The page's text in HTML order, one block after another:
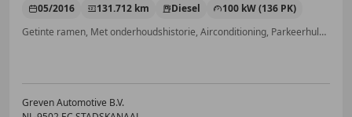
05/2016 131.712 km Diesel
100 kW (136 PK)
Getinte ramen, Met onderhoudshistorie, Airconditioning, Parkeerhulp met camera, Standkachel, Bluetooth, Airbag passagier, Trekhaak
Greven Automotive B.V.